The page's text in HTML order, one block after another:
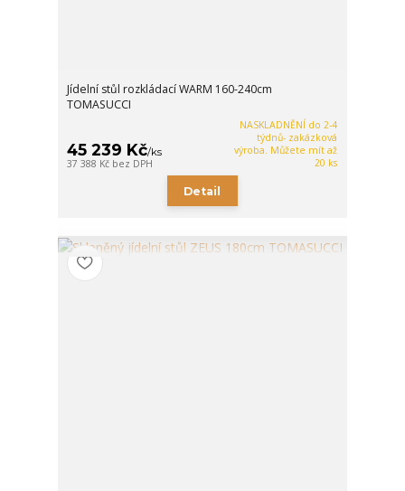
Jídelní stůl rozkládací WARM 160-240cm
TOMASUCCI
45 239 Kč/ks
37 388 Kč bez DPH
NASKLADNĚNÍ do 2-4
týdnů- zakázková
výroba. Můžete mít až
20 ks
Detail